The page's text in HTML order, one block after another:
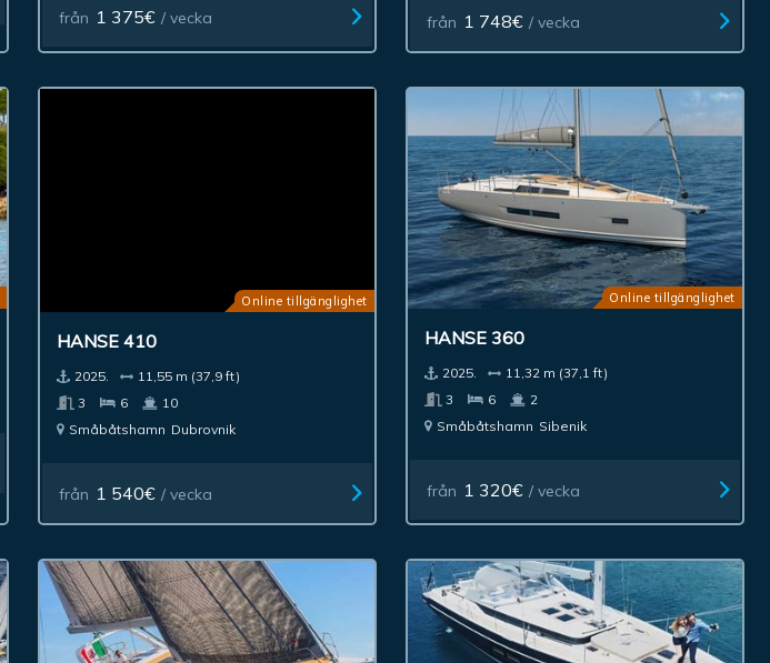
från 1 375€ / vecka från 1 748€ / vecka
Online tillgänglighet
HANSE 410
2025.
11,55 m (37,9 ft)
3
6
10
Småbåtshamn Dubrovnik
från 1 540€ / vecka
Online tillgänglighet
HANSE 360
2025.
11,32 m (37,1 ft)
3
6
2
Småbåtshamn Sibenik
från 1 320€ / vecka